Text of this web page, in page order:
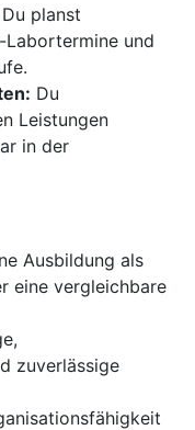
Du planst
und
Du
Leistungen
in der
Ausbildung als
eine vergleichbare
zuverlässige